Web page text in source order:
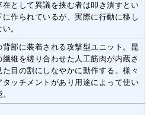
在として異議を挟む者は叩き潰すとい
に作られているが、実際に行動に移し
。
背部に装着される攻撃型ユニット。昆
繊維を縒り合わせた人工筋肉が内蔵さ
た目の割にしなやかに動作する。様々
タッチメントがあり用途によって使い